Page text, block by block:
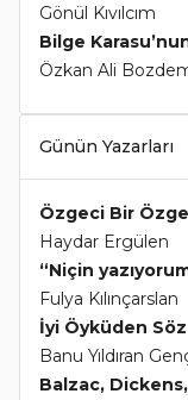
Gönül Kıvılcım
Bilge
Özkan Ali
Günün Yazarları
Özgeci Bir
Haydar Ergülen
“Niçin
Fulya Kılınçarslan
İyi Öyküden
Banu Yıldıran
Balzac,